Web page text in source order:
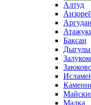
Алтуд
Аргудан
Баксан
Малка